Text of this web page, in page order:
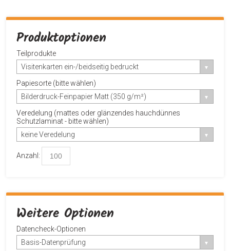
Produktoptionen
Teilprodukte
Visitenkarten ein-/beidseitig bedruckt
Papiesorte (bitte wählen)
Bilderdruck-Feinpapier Matt (350 g/m²)
Veredelung (mattes oder glänzendes hauchdünnes
Schutzlaminat - bitte wählen)
keine Veredelung
Anzahl:
Weitere Optionen
Datencheck-Optionen
Basis-Datenprüfung